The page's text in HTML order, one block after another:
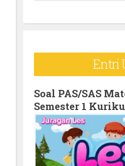
e
f
o
r
:
Entri
Soal PAS/SAS
Semester 1